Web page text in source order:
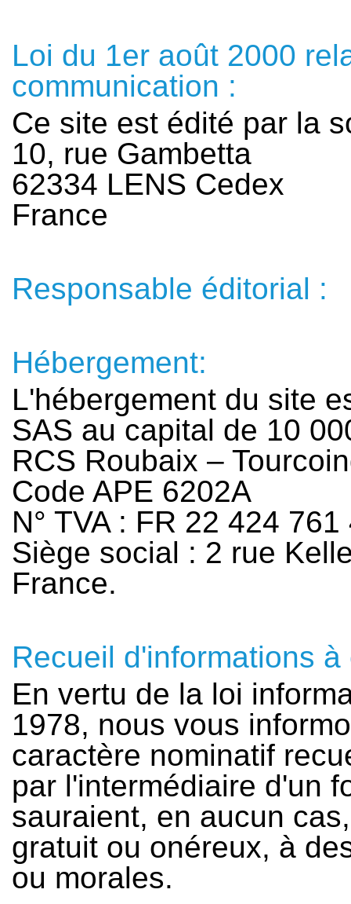
Loi du 1er août 2000
communication :
Ce site est édité par la
10, rue Gambetta
62334 LENS Cedex
France
Responsable éditorial :
Hébergement:
L'hébergement du site
SAS au capital de 10
RCS Roubaix –
Code APE 6202A
N° TVA : FR 22 424 761
Siège social : 2 rue
France.
Recueil d'informations
En vertu de la loi
1978, nous vous
caractère nominatif
par l'intermédiaire d'un
sauraient, en aucun
gratuit ou onéreux, à
ou morales.